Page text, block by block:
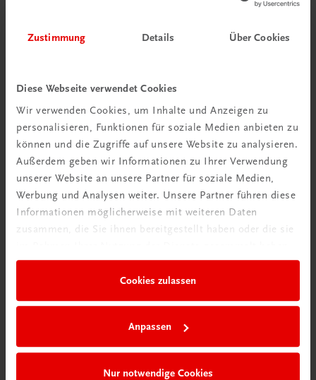
Zustimmung Details Über Cookies
Diese Webseite verwendet Cookies
Wir verwenden Cookies, um Inhalte und Anzeigen zu
personalisieren, Funktionen für soziale Medien anbieten zu
können und die Zugriffe auf unsere Website zu analysieren.
Außerdem geben wir Informationen zu Ihrer Verwendung
unserer Website an unsere Partner für soziale Medien,
Werbung und Analysen weiter. Unsere Partner führen diese
Informationen möglicherweise mit weiteren Daten
zusammen, die Sie ihnen bereitgestellt haben oder die sie
Cookies zulassen
Anpassen
Nur notwendige Cookies
Schon entdeckt?
Ratgeber Schulpraxis
Mehr dazu